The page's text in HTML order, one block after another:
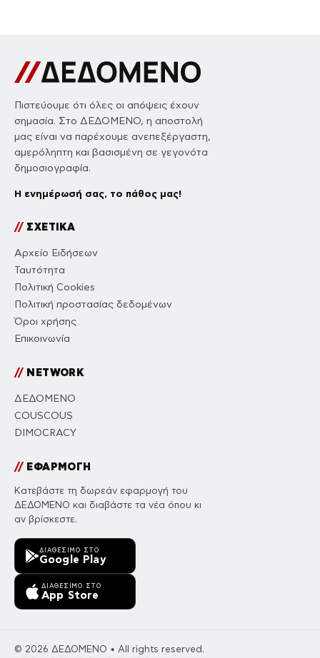
Πιστεύουμε ότι όλες οι απόψεις έχουν
σημασία. Στο ΔΕΔΟΜΕΝΟ, η αποστολή
μας είναι να παρέχουμε ανεπεξέργαστη,
αμερόληπτη και βασισμένη σε γεγονότα
δημοσιογραφία.
Η ενημέρωσή σας, το πάθος μας!
//ΣΧΕΤΙΚΑ
Αρχείο Ειδήσεων
Ταυτότητα
Πολιτική Cookies
Πολιτική προστασίας δεδομένων
Όροι χρήσης
Επικοινωνία
//NETWORK
ΔΕΔΟΜΕΝΟ
COUSCOUS
DIMOCRACY
//ΕΦΑΡΜΟΓΗ
Κατεβάστε τη δωρεάν εφαρμογή του
ΔΕΔΟΜΕΝΟ και διαβάστε τα νέα όπου κι
αν βρίσκεστε.
ΔΙΑΘΈΣΙΜΟ ΣΤΟ
Google Play
ΔΙΑΘΈΣΙΜΟ ΣΤΟ
App Store
© 2026 ΔΕΔΟΜΕΝΟ • All rights reserved.